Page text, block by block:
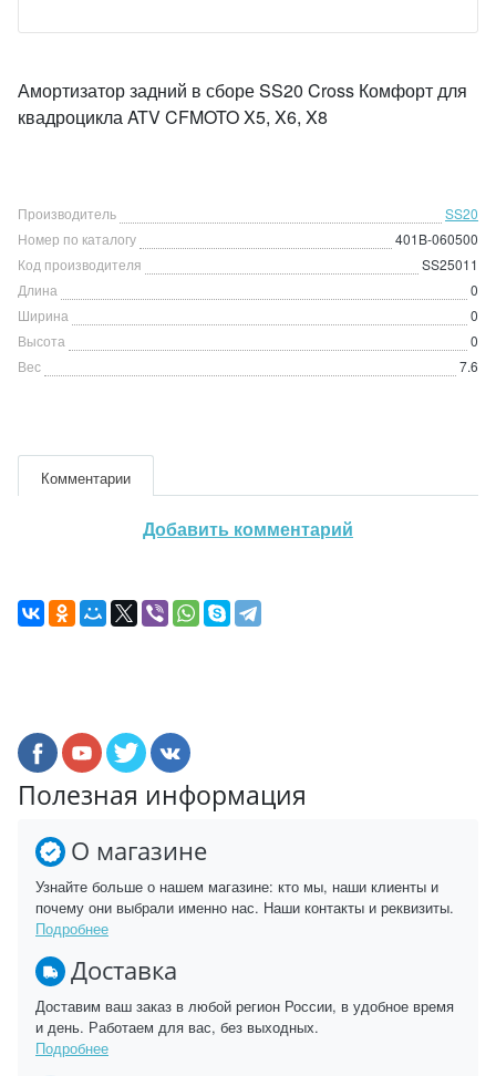
Амортизатор задний в сборе SS20 Cross Комфорт для
квадроцикла ATV CFMOTO X5, X6, X8
Производитель
SS20
Номер по каталогу
401B-060500
Код производителя
SS25011
Длина
0
Ширина
0
Высота
0
Вес
7.6
Комментарии
Добавить комментарий
Полезная информация
О магазине
Узнайте больше о нашем магазине: кто мы, наши клиенты и
почему они выбрали именно нас. Наши контакты и реквизиты.
Подробнее
Доставка
Доставим ваш заказ в любой регион России, в удобное время
и день. Работаем для вас, без выходных.
Подробнее